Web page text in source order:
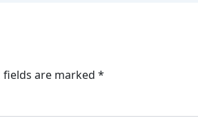
fields are marked *